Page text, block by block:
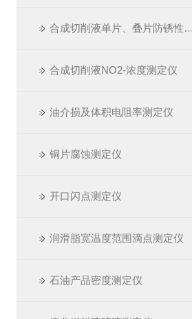
合成切削液单片、叠片防锈性测定仪
合成切削液NO2-浓度测定仪
油介损及体积电阻率测定仪
铜片腐蚀测定仪
开口闪点测定仪
润滑脂宽温度范围滴点测定仪
石油产品密度测定仪